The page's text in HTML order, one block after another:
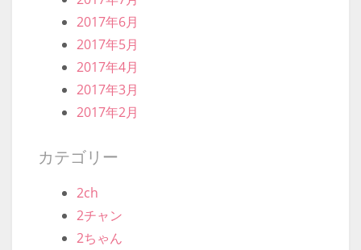
2018年9月
2018年8月
2018年7月
2018年6月
2018年5月
2018年4月
2018年3月
2018年2月
2018年1月
2017年12月
2017年11月